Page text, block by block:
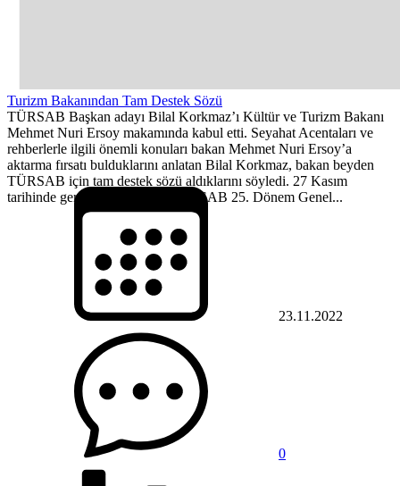
Turizm Bakanından Tam Destek Sözü
TÜRSAB Başkan adayı Bilal Korkmaz’ı Kültür ve Turizm Bakanı
Mehmet Nuri Ersoy makamında kabul etti. Seyahat Acentaları ve
rehberlerle ilgili önemli konuları bakan Mehmet Nuri Ersoy’a
aktarma fırsatı bulduklarını anlatan Bilal Korkmaz, bakan beyden
TÜRSAB için tam destek sözü aldıklarını söyledi. 27 Kasım
tarihinde gerçekleşecek olan TÜRSAB 25. Dönem Genel...
23.11.2022
0